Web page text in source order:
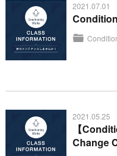
2021.07.01
2021.05.25
【
Change